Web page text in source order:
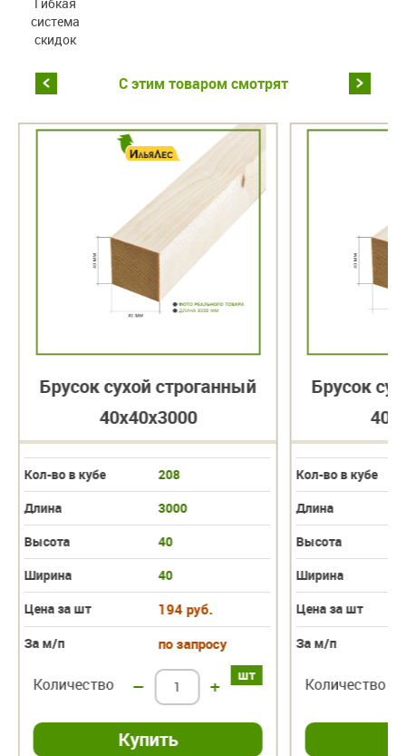
система
скидок
С этим товаром смотрят
Брусок сухой строганный
40х40х3000
Кол-во в кубе
208
Длина
3000
Высота
40
Ширина
40
Цена за шт
194 руб.
За м/п по запросу
шт
Количество – +
Брусок
Кол-во в кубе
Длина
Высота
Ширина
Цена за шт
За м/п
Количество